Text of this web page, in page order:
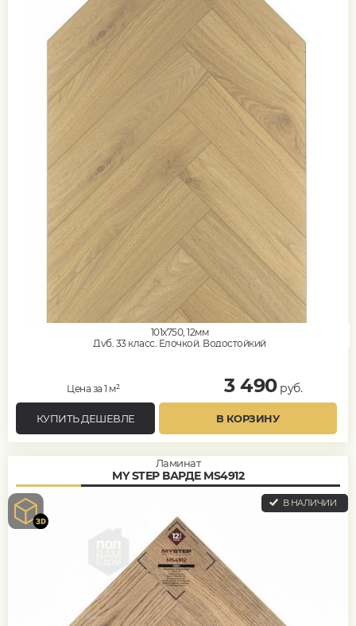
101x750, 12мм
Дуб, 33 класс, Елочкой, Водостойкий
Цена за 1 м² 3 490руб.
КУПИТЬ ДЕШЕВЛЕ В КОРЗИНУ
Ламинат
MY STEP ВАРДЕ MS4912
В НАЛИЧИИ